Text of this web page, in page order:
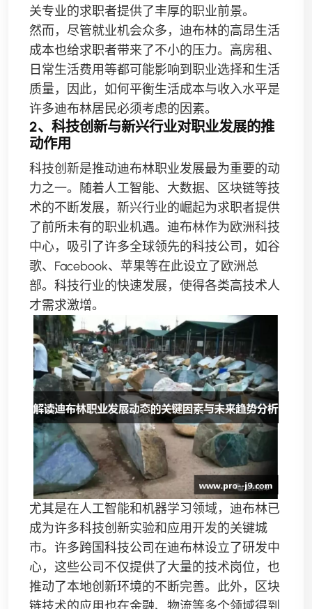
关专业的求职者提供了丰厚的职业前景。
然而，尽管就业机会众多，迪布林的高昂生活
成本也给求职者带来了不小的压力。高房租、
日常生活费用等都可能影响到职业选择和生活
质量，因此，如何平衡生活成本与收入水平是
许多迪布林居民必须考虑的因素。
2、科技创新与新兴行业对职业发展的推
动作用
科技创新是推动迪布林职业发展最为重要的动
力之一。随着人工智能、大数据、区块链等技
术的不断发展，新兴行业的崛起为求职者提供
了前所未有的职业机遇。迪布林作为欧洲科技
中心，吸引了许多全球领先的科技公司，如谷
歌、Facebook、苹果等在此设立了欧洲总
部。科技行业的快速发展，使得各类高技术人
才需求激增。
尤其是在人工智能和机器学习领域，迪布林已
成为许多科技创新实验和应用开发的关键城
市。许多跨国科技公司在迪布林设立了研发中
心，这些公司不仅提供了大量的技术岗位，也
推动了本地创新环境的不断完善。此外，区块
链技术的应用也在金融、物流等多个领域得到